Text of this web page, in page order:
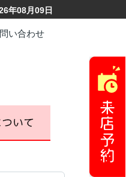
年08月09日
い合わせ